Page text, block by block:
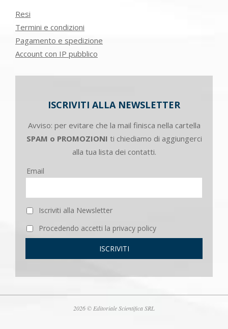
Resi
Termini e condizioni
Pagamento e spedizione
Account con IP pubblico
ISCRIVITI ALLA NEWSLETTER
Avviso: per evitare che la mail finisca nella cartella
SPAM o PROMOZIONI ti chiediamo di aggiungerci
alla tua lista dei contatti.
Email
Iscriviti alla Newsletter
Procedendo accetti la privacy policy
2026 © Editoriale Scientifica SRL